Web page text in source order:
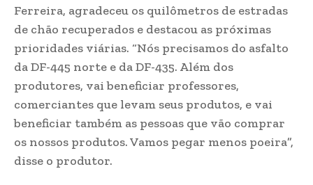
Ferreira, agradeceu os quilômetros de estradas
de chão recuperados e destacou as próximas
prioridades viárias. “Nós precisamos do asfalto
da DF-445 norte e da DF-435. Além dos
produtores, vai beneficiar professores,
comerciantes que levam seus produtos, e vai
beneficiar também as pessoas que vão comprar
os nossos produtos. Vamos pegar menos poeira”,
disse o produtor.